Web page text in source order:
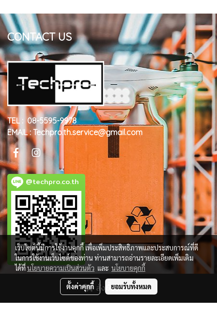
สั่งซื้อสินค้า
CONTACT US
TEL : 08-5595-9978
EMAIL : Techpro.th.service@gmail.com
@techpro.co.th
© Copyright 2018 All Rights Reserved. MakeWebEasy.com
เว็บไซต์นี้มีการใช้งานคุกกี้ เพื่อเพิ่มประสิทธิภาพและประสบการณ์ที่ดี
ในการใช้งานเว็บไซต์ของท่าน ท่านสามารถอ่านรายละเอียดเพิ่มเติม
ได้ที่นโยบายความเป็นส่วนตัว และ นโยบายคุกกี้
ตั้งค่าคุกกี้ ยอมรับทั้งหมด